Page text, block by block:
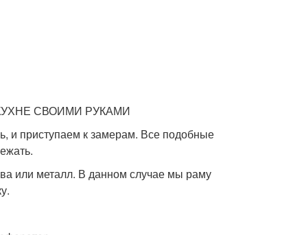
СВОИМИ РУКАМИ
и приступаем к замерам. Все подобные
или металл. В данном случае мы раму